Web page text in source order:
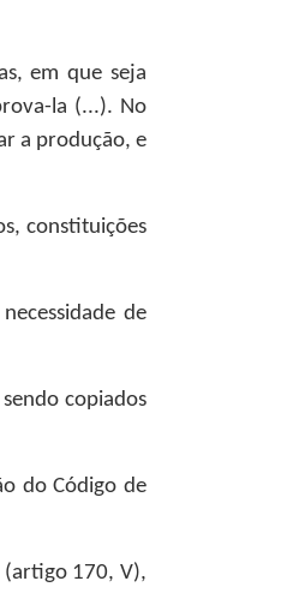
em que seja
la (...). No
a produção, e
constituições
de
copiados
do Código de
(artigo 170, V),